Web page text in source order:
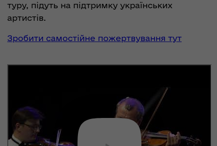
туру, підуть на підтримку українських
артистів.
Зробити самостійне пожертвування тут